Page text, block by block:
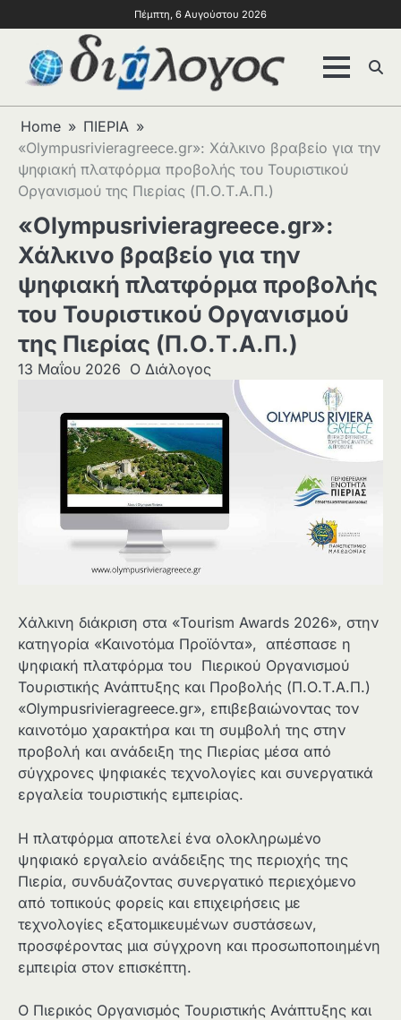
Πέμπτη, 6 Αυγούστου 2026
Home
ΠΙΕΡΙΑ
«Olympusrivieragreece.gr»: Χάλκινο βραβείο για την
ψηφιακή πλατφόρμα προβολής του Τουριστικού
Οργανισμού της Πιερίας (Π.Ο.Τ.Α.Π.)
«Olympusrivieragreece.gr»:
Χάλκινο βραβείο για την
ψηφιακή πλατφόρμα προβολής
του Τουριστικού Οργανισμού
της Πιερίας (Π.Ο.Τ.Α.Π.)
13 Μαΐου 2026 Ο Διάλογος
Χάλκινη διάκριση στα «Tourism Awards 2026», στην
κατηγορία «Καινοτόμα Προϊόντα», απέσπασε η
ψηφιακή πλατφόρμα του Πιερικού Οργανισμού
Τουριστικής Ανάπτυξης και Προβολής (Π.Ο.Τ.Α.Π.)
«Olympusrivieragreece.gr», επιβεβαιώνοντας τον
καινοτόμο χαρακτήρα και τη συμβολή της στην
προβολή και ανάδειξη της Πιερίας μέσα από
σύγχρονες ψηφιακές τεχνολογίες και συνεργατικά
εργαλεία τουριστικής εμπειρίας.
Η πλατφόρμα αποτελεί ένα ολοκληρωμένο
ψηφιακό εργαλείο ανάδειξης της περιοχής της
Πιερία, συνδυάζοντας συνεργατικό περιεχόμενο
από τοπικούς φορείς και επιχειρήσεις με
τεχνολογίες εξατομικευμένων συστάσεων,
προσφέροντας μια σύγχρονη και προσωποποιημένη
εμπειρία στον επισκέπτη.
Ο Πιερικός Οργανισμός Τουριστικής Ανάπτυξης και